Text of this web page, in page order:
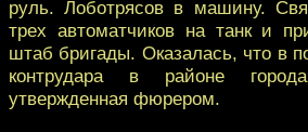
руль. Лоботрясов в машину.
трех автоматчиков на танк и
штаб бригады. Оказалась, что в
контрудара в районе
утвержденная фюрером.